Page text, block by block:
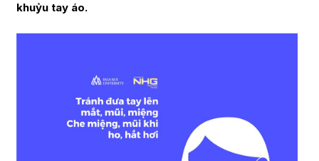
khuỷu tay áo.